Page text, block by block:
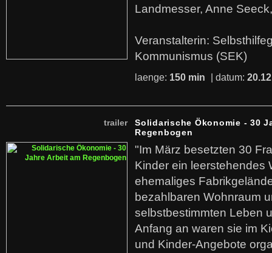
Landmesser, Anne
Veranstalterin:
Kommunismus (SEK)
laenge: 150 min | datum:
trailer
Solidarische Ökonomie - 30
Regenbogen
"Im März besetzten 30
Kinder ein leerstehendes
ehemaliges
bezahlbaren Wohnraum
selbstbestimmten Leben
Anfang an waren sie im
und Kinder-Angebote